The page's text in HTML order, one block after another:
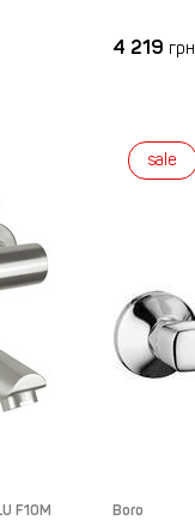
4 219 грн
F10M
sale
Boro